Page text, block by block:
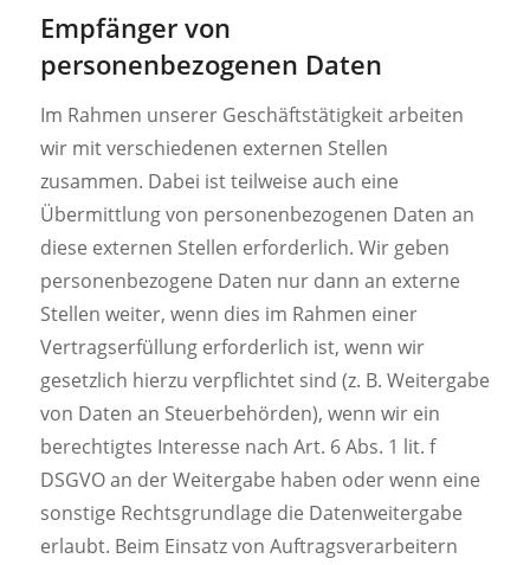
Empfänger von
personenbezogenen Daten
Im Rahmen unserer Geschäftstätigkeit arbeiten
wir mit verschiedenen externen Stellen
zusammen. Dabei ist teilweise auch eine
Übermittlung von personenbezogenen Daten an
diese externen Stellen erforderlich. Wir geben
personenbezogene Daten nur dann an externe
Stellen weiter, wenn dies im Rahmen einer
Vertragserfüllung erforderlich ist, wenn wir
gesetzlich hierzu verpflichtet sind (z. B. Weitergabe
von Daten an Steuerbehörden), wenn wir ein
berechtigtes Interesse nach Art. 6 Abs. 1 lit. f
DSGVO an der Weitergabe haben oder wenn eine
sonstige Rechtsgrundlage die Datenweitergabe
erlaubt. Beim Einsatz von Auftragsverarbeitern